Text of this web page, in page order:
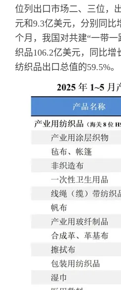
位列出口市场二、三位，
元和9.3亿美元，分别同比
个月，我国对共建“一带
织品106.2亿美元，同比增
纺织品出口总值的59.5%。